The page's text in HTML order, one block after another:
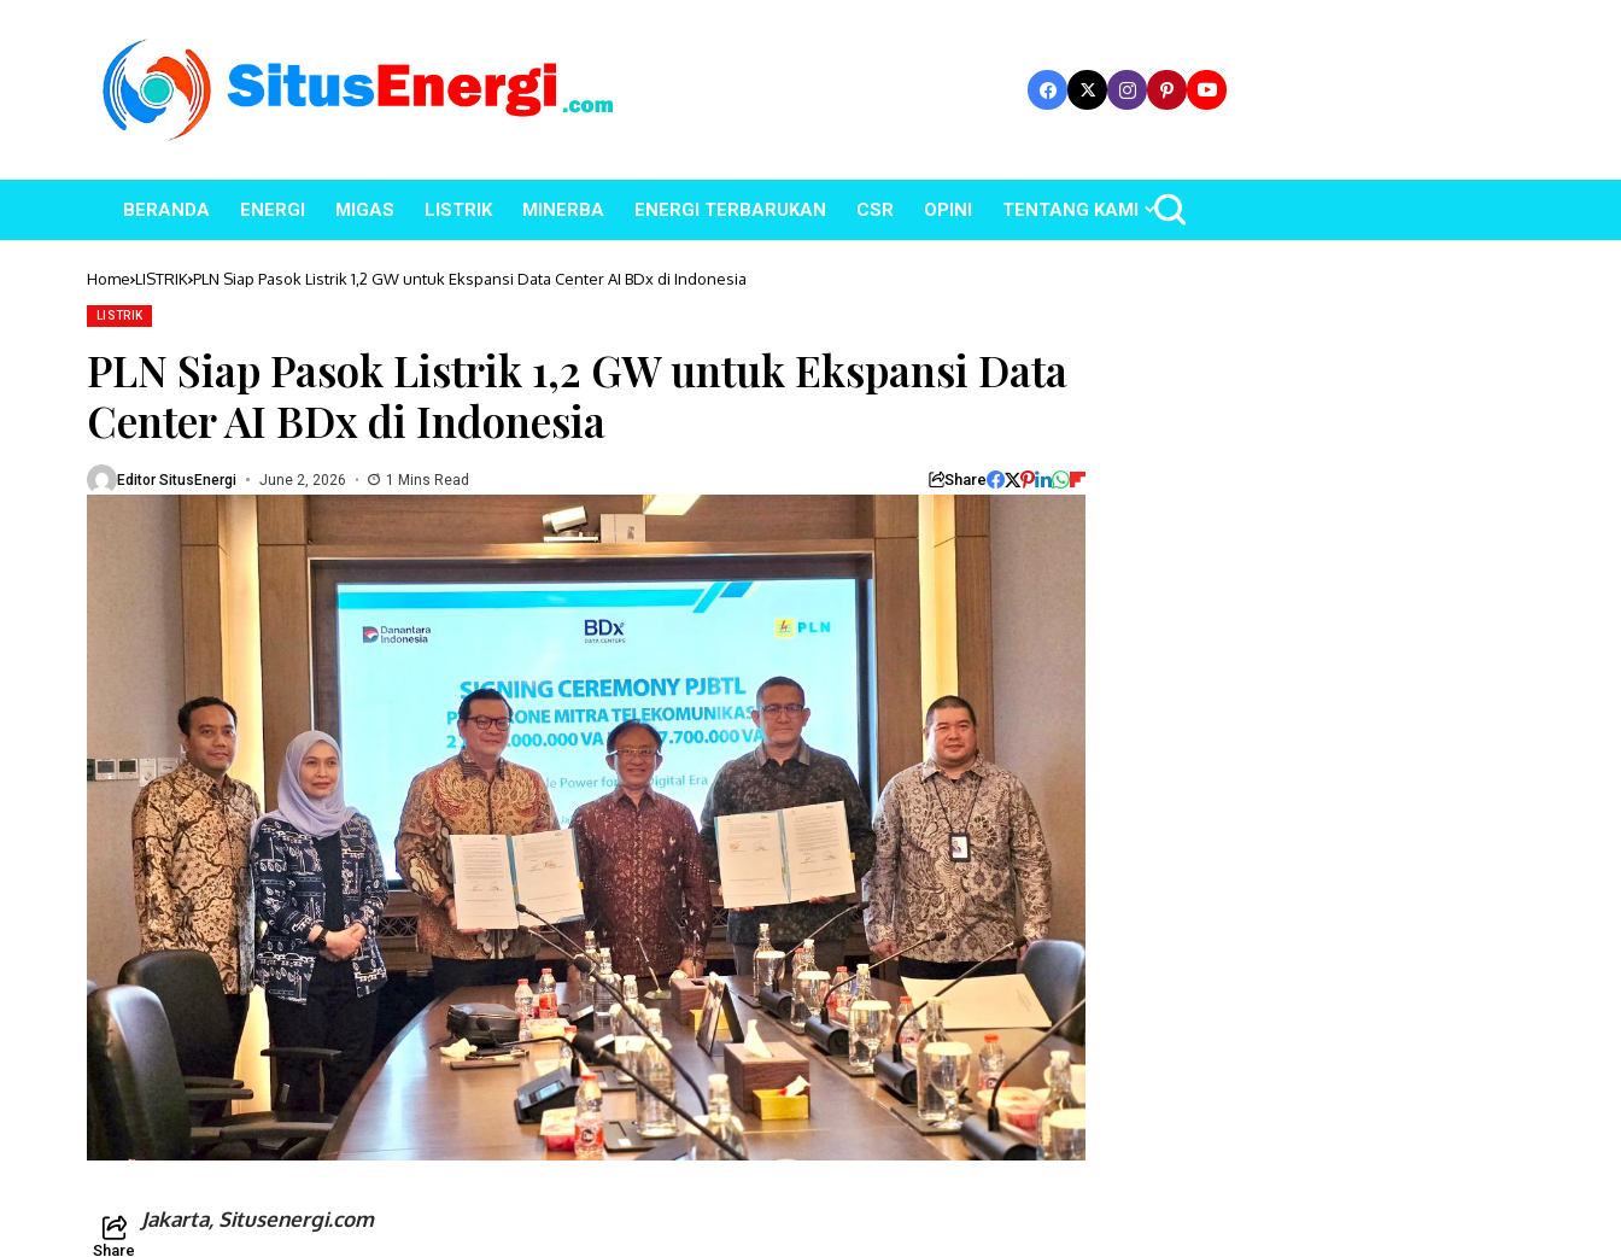
BERANDA ENERGI MIGAS LISTRIK MINERBA ENERGI TERBARUKAN CSR OPINI TENTANG KAMI
Home LISTRIK PLN Siap Pasok Listrik 1,2 GW untuk Ekspansi Data Center AI BDx di Indonesia
LISTRIK
PLN Siap Pasok Listrik 1,2 GW untuk Ekspansi Data
Center AI BDx di Indonesia
Editor SitusEnergi June 2, 2026 1 Mins Read Share
Share
Jakarta, Situsenergi.com